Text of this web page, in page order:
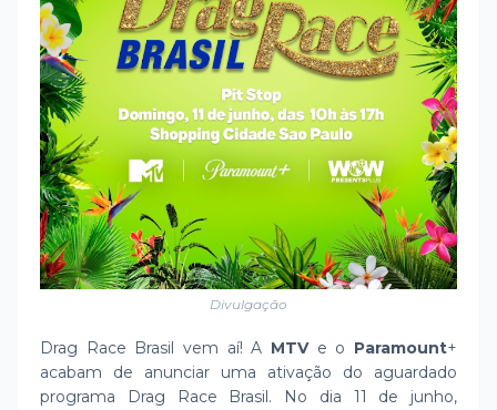
Divulgação
Drag Race Brasil vem aí! A MTVe o Paramount+
acabam de anunciar uma ativação do aguardado
programa Drag Race Brasil. No dia 11 de junho,